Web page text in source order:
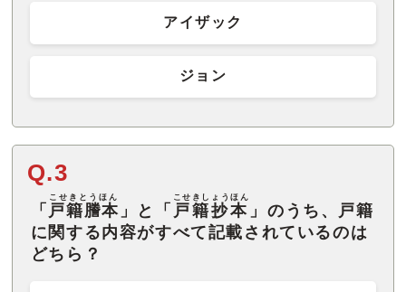
アイザック
ジョン
Q.3
「 戸籍謄本
こせきとうほん
」と「 戸籍抄本
こせきしょうほん
」のうち、戸籍
に関する内容がすべて記載されているのは
どちら？